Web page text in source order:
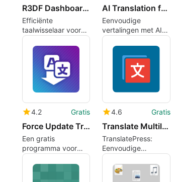
R3DF Dashboard Language Switcher
Efficiënte
taalwisselaar voor
WordPress-
dashboard
AI Translation for TranslatePress
Eenvoudige
vertalingen met AI
Translation voor
TranslatePress
4.2 Gratis
Force Update Translations
Een gratis
programma voor
WordPress, door
Mayo Moriyama.
4.6 Gratis
Translate Multilingual sites 8211 TranslatePress
TranslatePress:
Eenvoudige
vertalingen voor
WordPress